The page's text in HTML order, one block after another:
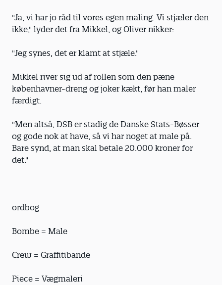
"Ja, vi har jo råd til vores egen maling. Vi stjæler den
ikke," lyder det fra Mikkel, og Oliver nikker:
"Jeg synes, det er klamt at stjæle."
Mikkel river sig ud af rollen som den pæne
københavner-dreng og joker kækt, før han maler
færdigt.
"Men altså, DSB er stadig de Danske Stats-Bøsser
og gode nok at have, så vi har noget at male på.
Bare synd, at man skal betale 20.000 kroner for
det."
ordbog
Bombe = Male
Crew = Graffitibande
Piece = Vægmaleri